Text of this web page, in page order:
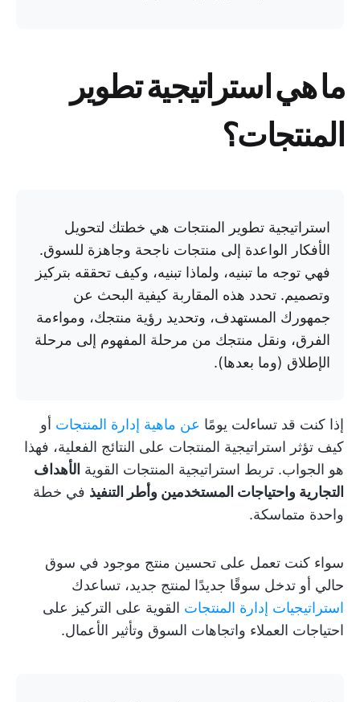
ما هي استراتيجية تطوير
المنتجات؟
استراتيجية تطوير المنتجات هي خطتك لتحويل
الأفكار الواعدة إلى منتجات ناجحة وجاهزة للسوق.
فهي توجه ما تبنيه، ولماذا تبنيه، وكيف تحققه بتركيز
وتصميم. تحدد هذه المقاربة كيفية البحث عن
جمهورك المستهدف، وتحديد رؤية منتجك، ومواءمة
الفرق، ونقل منتجك من مرحلة المفهوم إلى مرحلة
الإطلاق (وما بعدها).
إذا كنت قد تساءلت يومًا عن ماهية إدارة المنتجات أو
كيف تؤثر استراتيجية المنتجات على النتائج الفعلية، فهذا
هو الجواب. تربط استراتيجية المنتجات القوية الأهداف
التجارية واحتياجات المستخدمين وأطر التنفيذ في خطة
واحدة متماسكة.
سواء كنت تعمل على تحسين منتج موجود في سوق
حالي أو تدخل سوقًا جديدًا لمنتج جديد، تساعدك
استراتيجيات إدارة المنتجات القوية على التركيز على
احتياجات العملاء واتجاهات السوق وتأثير الأعمال.